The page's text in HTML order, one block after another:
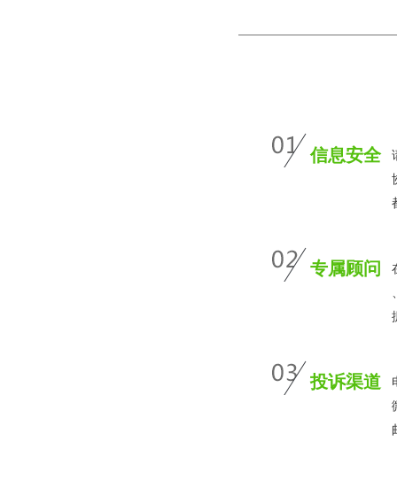
信息安全
专属顾问
投诉渠道